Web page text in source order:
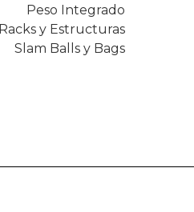
Peso Integrado
Racks y Estructuras
Slam Balls y Bags